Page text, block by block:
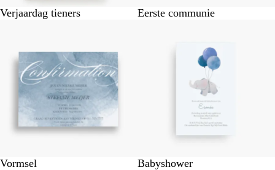
Verjaardag tieners Eerste communie
Vormsel Babyshower